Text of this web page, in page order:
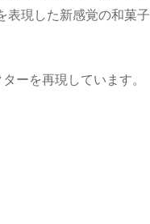
表現した新感覚の和菓子
ーを再現しています。